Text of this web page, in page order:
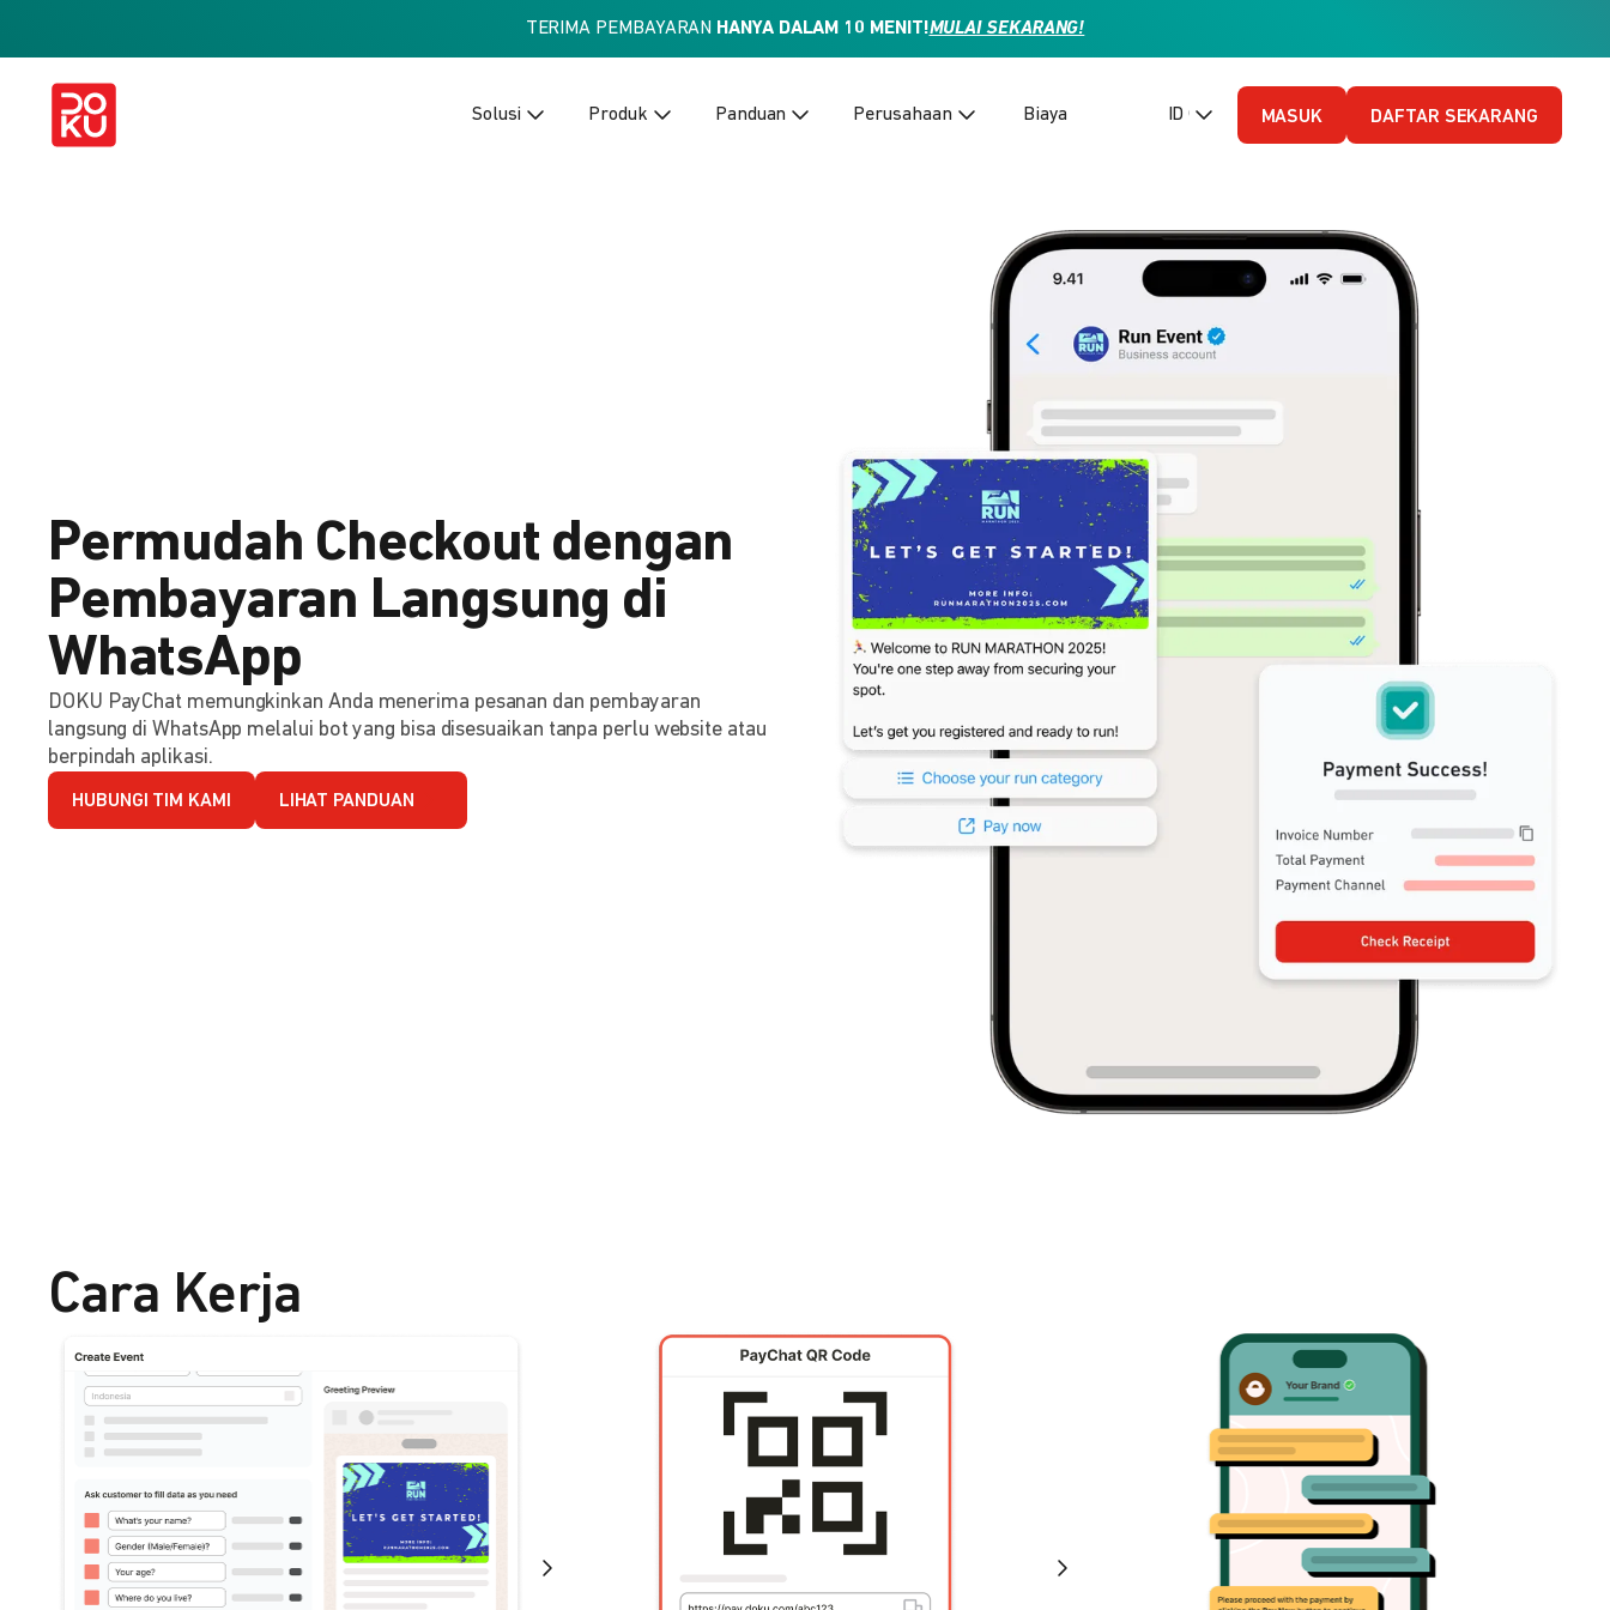
TERIMA PEMBAYARAN HANYA DALAM 10 MENIT!MULAI SEKARANG!
Solusi Produk Panduan Perusahaan Biaya ID (Bahasa Indonesia)
MASUK DAFTAR SEKARANG
Permudah Checkout dengan
Pembayaran Langsung di
WhatsApp
DOKU PayChat memungkinkan Anda menerima pesanan dan pembayaran
langsung di WhatsApp melalui bot yang bisa disesuaikan tanpa perlu website atau
berpindah aplikasi.
HUBUNGI TIM KAMI LIHAT PANDUAN
Cara Kerja